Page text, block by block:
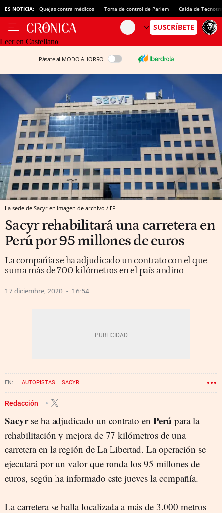
ES NOTICIA: Quejas contra médicos Toma de control de Parlem Caída de
Leer en Castellano
Pásate al MODO AHORRO
La sede de Sacyr en imagen de archivo / EP
Sacyr rehabilitará una carretera en
Perú por 95 millones de euros
La compañía se ha adjudicado un contrato con el que
suma más de 700 kilómetros en el país andino
17 diciembre, 2020 16:54
AUTOPISTAS SACYR
Redacción
Sacyrse ha adjudicado un contrato en Perú para la
rehabilitación y mejora de 77 kilómetros de una
carretera en la región de La Libertad. La operación se
ejecutará por un valor que ronda los 95 millones de
euros, según ha informado este jueves la compañía.
La carretera se halla localizada a más de 3.000 metros